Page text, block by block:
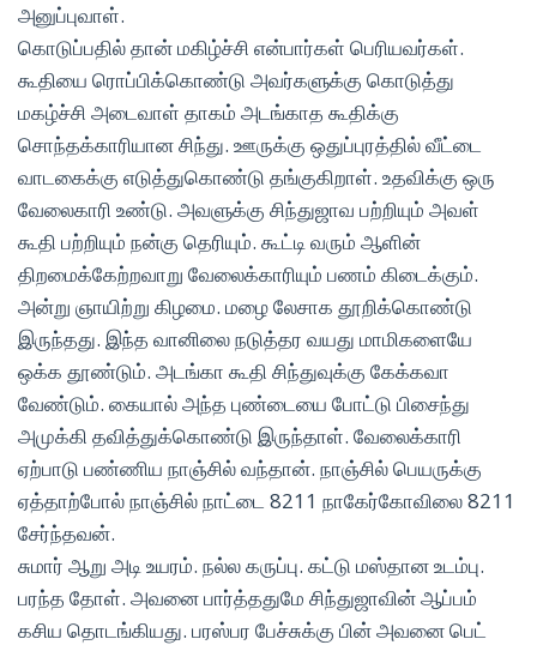
அனுப்புவாள்.
கொடுப்பதில் தான் மகிழ்ச்சி என்பார்கள் பெரியவர்கள்.
கூதியை ரொப்பிக்கொண்டு அவர்களுக்கு கொடுத்து
மகழ்ச்சி அடைவாள் தாகம் அடங்காத கூதிக்கு
சொந்தக்காரியான சிந்து. ஊருக்கு ஒதுப்புரத்தில் வீட்டை
வாடகைக்கு எடுத்துகொண்டு தங்குகிறாள். உதவிக்கு ஒரு
வேலைகாரி உண்டு. அவளுக்கு சிந்துஜாவ பற்றியும் அவள்
கூதி பற்றியும் நன்கு தெரியும். கூட்டி வரும் ஆளின்
திறமைக்கேற்றவாறு வேலைக்காரியும் பணம் கிடைக்கும்.
அன்று ஞாயிற்று கிழமை. மழை லேசாக தூறிக்கொண்டு
இருந்தது. இந்த வானிலை நடுத்தர வயது மாமிகளையே
ஒக்க தூண்டும். அடங்கா கூதி சிந்துவுக்கு கேக்கவா
வேண்டும். கையால் அந்த புண்டையை போட்டு பிசைந்து
அமுக்கி தவித்துக்கொண்டு இருந்தாள். வேலைக்காரி
ஏற்பாடு பண்ணிய நாஞ்சில் வந்தான். நாஞ்சில் பெயருக்கு
ஏத்தாற்போல் நாஞ்சில் நாட்டை 8211 நாகேர்கோவிலை 8211
சேர்ந்தவன்.
சுமார் ஆறு அடி உயரம். நல்ல கருப்பு. கட்டு மஸ்தான உடம்பு.
பரந்த தோள். அவனை பார்த்ததுமே சிந்துஜாவின் ஆப்பம்
கசிய தொடங்கியது. பரஸ்பர பேச்சுக்கு பின் அவனை பெட்